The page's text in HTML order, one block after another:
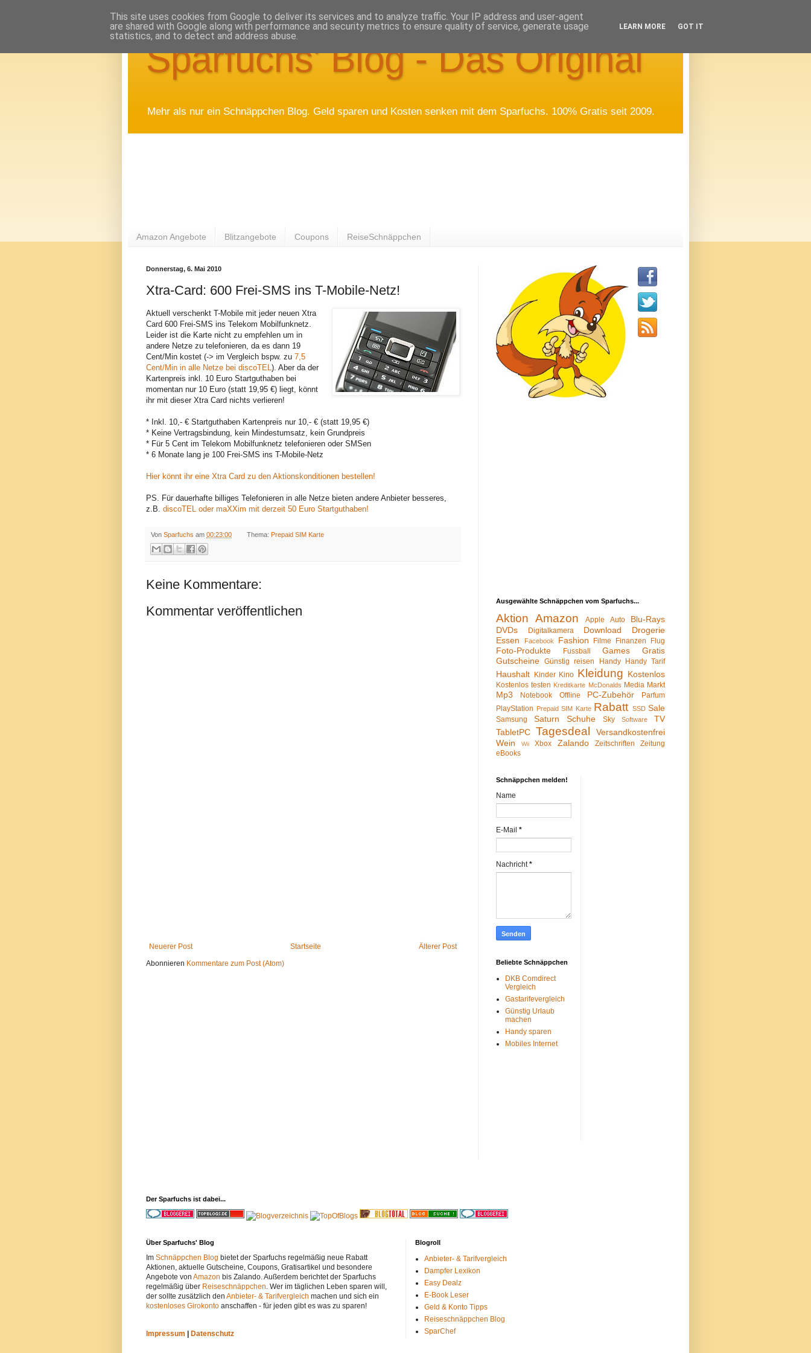
Sparfuchs' Blog - Das Original
Mehr als nur ein Schnäppchen Blog. Geld sparen und Kosten senken mit dem Sparfuchs. 100% Gratis seit 2009.
Amazon Angebote Blitzangebote Coupons ReiseSchnäppchen
Donnerstag, 6. Mai 2010
Xtra-Card: 600 Frei-SMS ins T-Mobile-Netz!
Aktuell verschenkt T-Mobile mit jeder neuen Xtra
Card 600 Frei-SMS ins Telekom Mobilfunknetz.
Leider ist die Karte nicht zu empfehlen um in
andere Netze zu telefonieren, da es dann 19
Cent/Min kostet (-> im Vergleich bspw. zu 7,5
Cent/Min in alle Netze bei discoTEL ). Aber da der
Kartenpreis inkl. 10 Euro Startguthaben bei
momentan nur 10 Euro (statt 19,95 €) liegt, könnt
ihr mit dieser Xtra Card nichts verlieren!
* Inkl. 10,- € Startguthaben Kartenpreis nur 10,- € (statt 19,95 €)
* Keine Vertragsbindung, kein Mindestumsatz, kein Grundpreis
* Für 5 Cent im Telekom Mobilfunknetz telefonieren oder SMSen
* 6 Monate lang je 100 Frei-SMS ins T-Mobile-Netz
Hier könnt ihr eine Xtra Card zu den Aktionskonditionen bestellen!
PS. Für dauerhafte billiges Telefonieren in alle Netze bieten andere Anbieter besseres,
z.B. discoTEL oder maXXim mit derzeit 50 Euro Startguthaben!
Von Sparfuchs am 00:23:00 Thema: Prepaid SIM Karte
Keine Kommentare:
Kommentar veröffentlichen
Neuerer Post Älterer Post
Startseite
Abonnieren Kommentare zum Post (Atom)
Ausgewählte Schnäppchen vom Sparfuchs...
Aktion Amazon Apple Auto
Blu-Rays
DVDs
Digitalkamera Download
Drogerie
Essen
Facebook Fashion Filme Finanzen Flug
Foto-Produkte Fussball Games
Gratis
Gutscheine Günstig reisen Handy Handy Tarif
Haushalt Kinder Kino Kleidung Kostenlos
Kostenlos testen Kreditkarte McDonalds Media Markt
Mp3 Notebook Offline PC-Zubehör
Parfum
PlayStation Prepaid SIM Karte Rabatt SSD Sale
Samsung Saturn Schuhe Sky Software
TV
TabletPC Tagesdeal
Versandkostenfrei
Wein
Wii Xbox Zalando Zeitschriften
Zeitung
eBooks
Schnäppchen melden!
Name
E-Mail *
Nachricht*
Beliebte Schnäppchen
DKB Comdirect
Vergleich
Gastarifevergleich
Günstig Urlaub
machen
Handy sparen
Mobiles Internet
Der Sparfuchs ist dabei...
Über Sparfuchs' Blog
Im Schnäppchen Blog bietet der Sparfuchs regelmäßig neue Rabatt
Aktionen, aktuelle Gutscheine, Coupons, Gratisartikel und besondere
Angebote von Amazon bis Zalando. Außerdem berichtet der Sparfuchs
regelmäßig über Reiseschnäppchen. Wer im täglichen Leben sparen will,
der sollte zusätzlich den Anbieter- & Tarifvergleich machen und sich ein
kostenloses Girokonto anschaffen - für jeden gibt es was zu sparen!
Impressum Datenschutz
Blogroll
Anbieter- & Tarifvergleich
Dampfer Lexikon
Easy Dealz
E-Book Leser
Geld & Konto Tipps
Reiseschnäppchen Blog
SparChef
This site uses cookies from Google to deliver its services and to analyze traffic. Your IP address and user-agent
are shared with Google along with performance and security metrics to ensure quality of service, generate usage
statistics, and to detect and address abuse.
LEARN MORE GOT IT